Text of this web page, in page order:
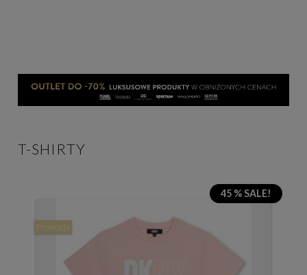
T-SHIRTY
45 % SALE!
Promocja